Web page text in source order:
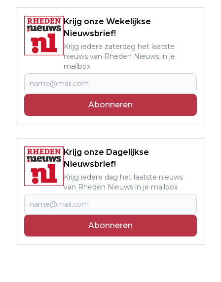
Krijg onze Wekelijkse
Nieuwsbrief!
Krijg iedere zaterdag het laatste
nieuws van Rheden Nieuws in je
mailbox
Abonneren
Krijg onze Dagelijkse
Nieuwsbrief!
Krijg iedere dag het laatste nieuws
van Rheden Nieuws in je mailbox
Abonneren